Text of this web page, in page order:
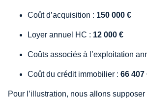
Coût d’acquisition : 150 000 €
Loyer annuel HC : 12 000 €
Coûts associés à l’exploitation
Coût du crédit immobilier : 66 407
Pour l’illustration, nous allons